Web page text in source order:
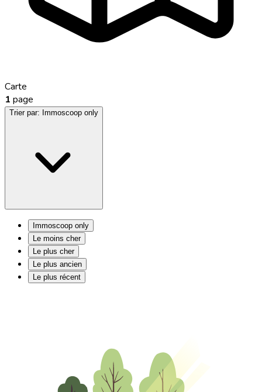
Carte
1 page
Trier par: Immoscoop only
Immoscoop only
Le moins cher
Le plus cher
Le plus ancien
Le plus récent